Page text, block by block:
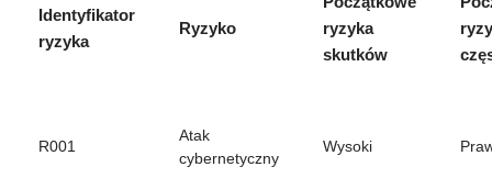
Identyfikator
ryzyka
Ryzyko
ryzyka
skutków
R001
Atak
cybernetyczny
Wysoki